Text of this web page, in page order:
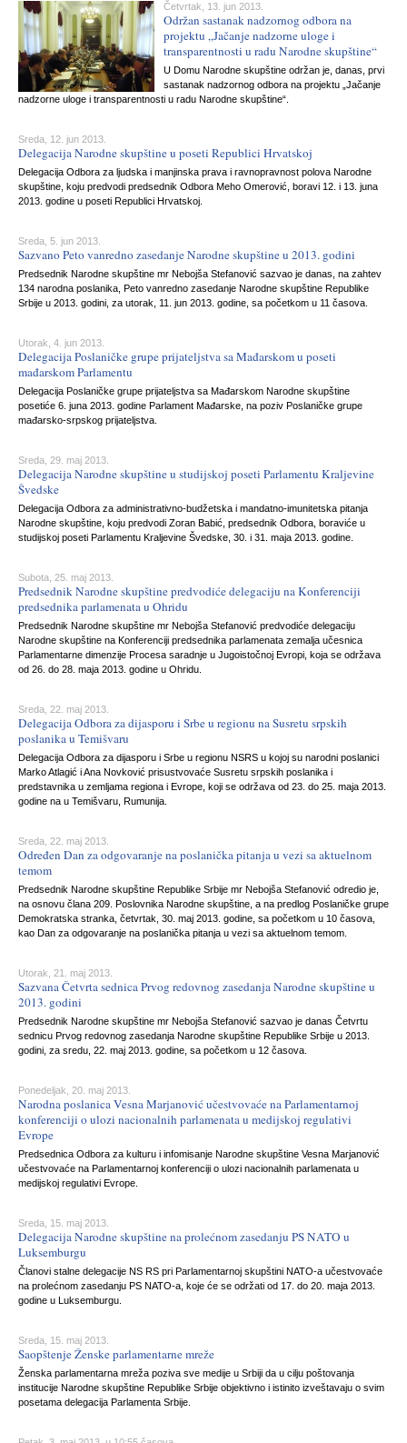
Četvrtak, 13. jun 2013.
Održan sastanak nadzornog odbora na
projektu „Jačanje nadzorne uloge i
transparentnosti u radu Narodne skupštine“
U Domu Narodne skupštine održan je, danas, prvi
sastanak nadzornog odbora na projektu „Jačanje
nadzorne uloge i transparentnosti u radu Narodne skupštine“.
Sreda, 12. jun 2013.
Delegacija Narodne skupštine u poseti Republici Hrvatskoj
Delegacija Odbora za ljudska i manjinska prava i ravnopravnost polova Narodne
skupštine, koju predvodi predsednik Odbora Meho Omerović, boravi 12. i 13. juna
2013. godine u poseti Republici Hrvatskoj.
Sreda, 5. jun 2013.
Sazvano Peto vanredno zasedanje Narodne skupštine u 2013. godini
Predsednik Narodne skupštine mr Nebojša Stefanović sazvao je danas, na zahtev
134 narodna poslanika, Peto vanredno zasedanje Narodne skupštine Republike
Srbije u 2013. godini, za utorak, 11. jun 2013. godine, sa početkom u 11 časova.
Utorak, 4. jun 2013.
Delegacija Poslaničke grupe prijateljstva sa Mađarskom u poseti
mađarskom Parlamentu
Delegacija Poslaničke grupe prijateljstva sa Mađarskom Narodne skupštine
posetiće 6. juna 2013. godine Parlament Mađarske, na poziv Poslaničke grupe
mađarsko-srpskog prijateljstva.
Sreda, 29. maj 2013.
Delegacija Narodne skupštine u studijskoj poseti Parlamentu Kraljevine
Švedske
Delegacija Odbora za administrativno-budžetska i mandatno-imunitetska pitanja
Narodne skupštine, koju predvodi Zoran Babić, predsednik Odbora, boraviće u
studijskoj poseti Parlamentu Kraljevine Švedske, 30. i 31. maja 2013. godine.
Subota, 25. maj 2013.
Predsednik Narodne skupštine predvodiće delegaciju na Konferenciji
predsednika parlamenata u Ohridu
Predsednik Narodne skupštine mr Nebojša Stefanović predvodiće delegaciju
Narodne skupštine na Konferenciji predsednika parlamenata zemalja učesnica
Parlamentarne dimenzije Procesa saradnje u Jugoistočnoj Evropi, koja se održava
od 26. do 28. maja 2013. godine u Ohridu.
Sreda, 22. maj 2013.
Delegacija Odbora za dijasporu i Srbe u regionu na Susretu srpskih
poslanika u Temišvaru
Delegacija Odbora za dijasporu i Srbe u regionu NSRS u kojoj su narodni poslanici
Marko Atlagić i Ana Novković prisustvovaće Susretu srpskih poslanika i
predstavnika u zemljama regiona i Evrope, koji se održava od 23. do 25. maja 2013.
godine na u Temišvaru, Rumunija.
Sreda, 22. maj 2013.
Određen Dan za odgovaranje na poslanička pitanja u vezi sa aktuelnom
temom
Predsednik Narodne skupštine Republike Srbije mr Nebojša Stefanović odredio je,
na osnovu člana 209. Poslovnika Narodne skupštine, a na predlog Poslaničke grupe
Demokratska stranka, četvrtak, 30. maj 2013. godine, sa početkom u 10 časova,
kao Dan za odgovaranje na poslanička pitanja u vezi sa aktuelnom temom.
Utorak, 21. maj 2013.
Sazvana Četvrta sednica Prvog redovnog zasedanja Narodne skupštine u
2013. godini
Predsednik Narodne skupštine mr Nebojša Stefanović sazvao je danas Četvrtu
sednicu Prvog redovnog zasedanja Narodne skupštine Republike Srbije u 2013.
godini, za sredu, 22. maj 2013. godine, sa početkom u 12 časova.
Ponedeljak, 20. maj 2013.
Narodna poslanica Vesna Marjanović učestvovaće na Parlamentarnoj
konferenciji o ulozi nacionalnih parlamenata u medijskoj regulativi
Evrope
Predsednica Odbora za kulturu i infomisanje Narodne skupštine Vesna Marjanović
učestvovaće na Parlamentarnoj konferenciji o ulozi nacionalnih parlamenata u
medijskoj regulativi Evrope.
Sreda, 15. maj 2013.
Delegacija Narodne skupštine na prolećnom zasedanju PS NATO u
Luksemburgu
Članovi stalne delegacije NS RS pri Parlamentarnoj skupštini NATO-a učestvovaće
na prolećnom zasedanju PS NATO-a, koje će se održati od 17. do 20. maja 2013.
godine u Luksemburgu.
Sreda, 15. maj 2013.
Saopštenje Ženske parlamentarne mreže
Ženska parlamentarna mreža poziva sve medije u Srbiji da u cilju poštovanja
institucije Narodne skupštine Republike Srbije objektivno i istinito izveštavaju o svim
posetama delegacija Parlamenta Srbije.